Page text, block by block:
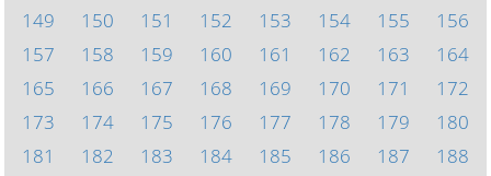
149
150 151 152 153 154 155
156
157
158 159 160 161 162 163
164
165
166 167 168 169 170 171
172
173
174 175 176 177 178 179
180
181
182 183 184 185 186 187
188